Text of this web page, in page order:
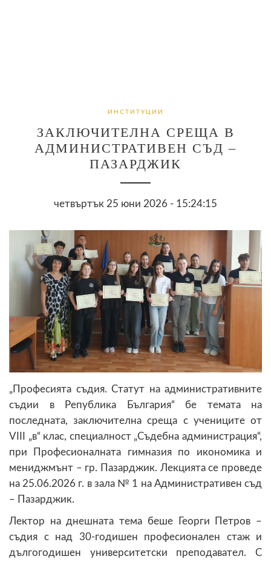
ИНСТИТУЦИИ
ЗАКЛЮЧИТЕЛНА СРЕЩА В
АДМИНИСТРАТИВЕН СЪД –
ПАЗАРДЖИК
четвъртък 25 юни 2026 - 15:24:15
„Професията съдия. Статут на административните
съдии в Република България“ бе темата на
последната, заключителна среща с учениците от
VIII „в“ клас, специалност „Съдебна администрация“,
при Професионалната гимназия по икономика и
мениджмънт – гр. Пазарджик. Лекцията се проведе
на 25.06.2026 г. в зала № 1 на Административен съд
– Пазарджик.
Лектор на днешната тема беше Георги Петров –
съдия с над 30-годишен професионален стаж и
дългогодишен университетски преподавател. С